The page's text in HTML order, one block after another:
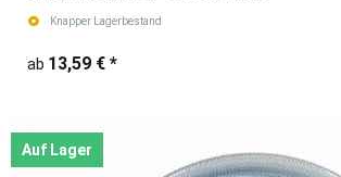
Knapper Lagerbestand
ab 13,59 € *
Auf Lager